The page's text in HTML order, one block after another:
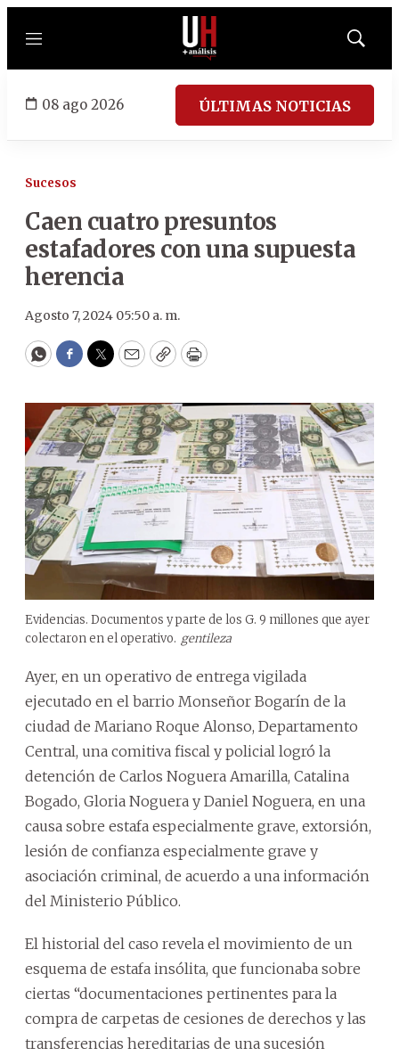
Menú
Mostrar
08 ago 2026 ÚLTIMAS NOTICIAS
Sucesos
Caen cuatro presuntos
estafadores con una supuesta
herencia
Agosto 7, 2024 05:50 a. m.
WhatsApp
Facebook
Twitter
EmailCopyPrint
Evidencias. Documentos y parte de los G. 9 millones que ayer
colectaron en el operativo. gentileza
Ayer, en un operativo de entrega vigilada
ejecutado en el barrio Monseñor Bogarín de la
ciudad de Mariano Roque Alonso, Departamento
Central, una comitiva fiscal y policial logró la
detención de Carlos Noguera Amarilla, Catalina
Bogado, Gloria Noguera y Daniel Noguera, en una
causa sobre estafa especialmente grave, extorsión,
lesión de confianza especialmente grave y
asociación criminal, de acuerdo a una información
del Ministerio Público.
El historial del caso revela el movimiento de un
esquema de estafa insólita, que funcionaba sobre
ciertas “documentaciones pertinentes para la
compra de carpetas de cesiones de derechos y las
transferencias hereditarias de una sucesión